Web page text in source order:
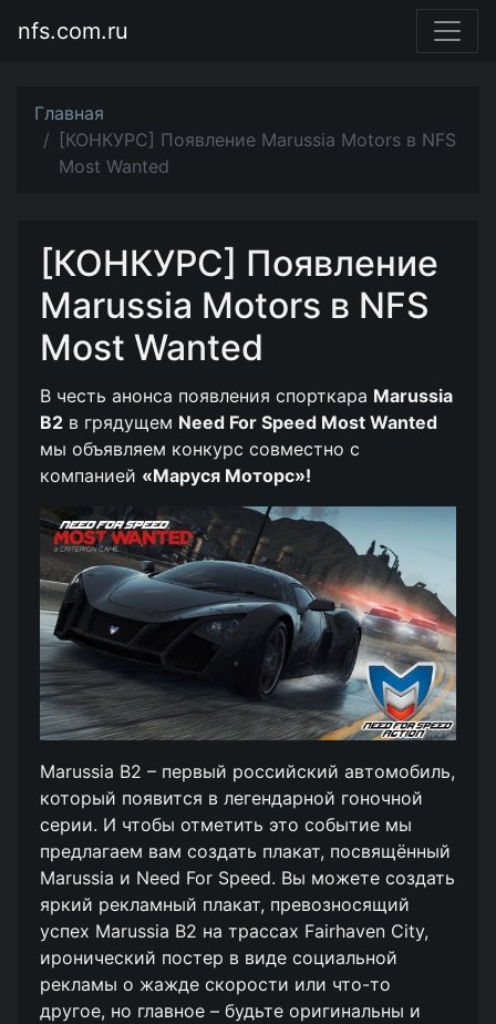
nfs.com.ru
Главная
[КОНКУРС] Появление Marussia Motors в NFS
Most Wanted
[КОНКУРС] Появление
Marussia Motors в NFS
Most Wanted
В честь анонса появления спорткара Marussia
B2 в грядущем Need For Speed Most Wanted
мы объявляем конкурс совместно с
компанией «Маруся Моторс»!
Marussia B2 – первый российский автомобиль,
который появится в легендарной гоночной
серии. И чтобы отметить это событие мы
предлагаем вам создать плакат, посвящённый
Marussia и Need For Speed. Вы можете создать
яркий рекламный плакат, превозносящий
успех Marussia B2 на трассах Fairhaven City,
иронический постер в виде социальной
рекламы о жажде скорости или что-то
другое, но главное – будьте оригинальны и